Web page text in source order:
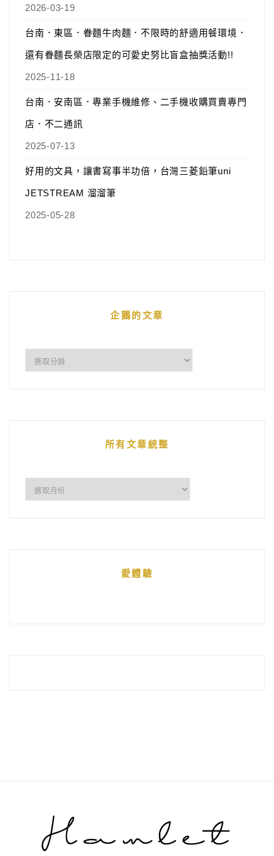
2026-03-19
台南．東區．眷麵牛肉麵．不限時的舒適用餐環境．
還有眷麵長榮店限定的可愛史努比盲盒抽獎活動!!
2025-11-18
台南．安南區．專業手機維修、二手機收購買賣專門
店．不二通訊
2025-07-13
好用的文具，讓書寫事半功倍，台灣三菱鉛筆uni
JETSTREAM 溜溜筆
2025-05-28
企鵝的文章
所有文章統整
愛體驗